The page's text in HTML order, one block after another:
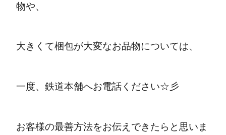
物や、
大きくて梱包が大変なお品物については、
一度、鉄道本舗へお電話ください☆彡
お客様の最善方法をお伝えできたらと思いま